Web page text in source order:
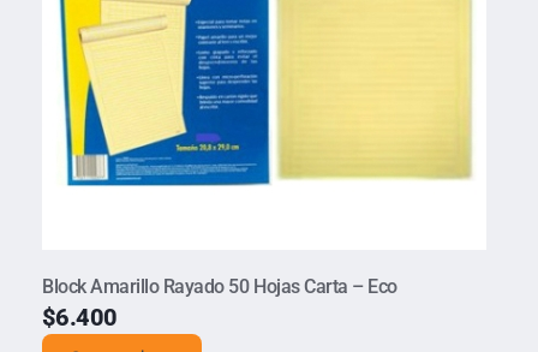
Block Amarillo Rayado 50 Hojas Carta – Eco
$6.400